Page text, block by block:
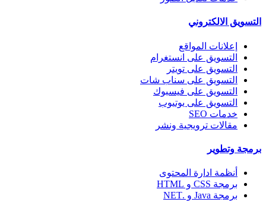
التسويق الالكتروني
إعلانات المواقع
التسويق على انستغرام
التسويق على تويتر
التسويق على سناب شات
التسويق على فيسبوك
التسويق على يوتيوب
خدمات SEO
مقالات ترويجية ونشر
برمجة وتطوير
أنظمة ادارة المحتوى
برمجة CSS و HTML
برمجة Java و .NET